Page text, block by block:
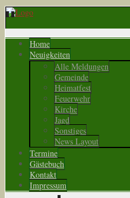
Home
Neuigkeiten
Alle Meldungen
Gemeinde
Heimatfest
Feuerwehr
Kirche
Jagd
Sonstiges
News Layout
Termine
Gästebuch
Kontakt
Impressum